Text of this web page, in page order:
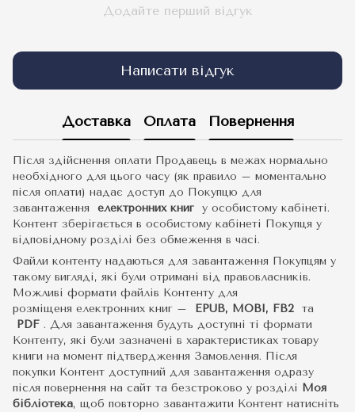
Додайте перший відгук
Написати відгук
Доставка Оплата Повернення
Після здійснення оплати Продавець в межах нормально
необхідного для цього часу (як правило – моментально
після оплати) надає доступ до Покупцю для
завантаження електронних книг у особистому кабінеті.
Контент зберігається в особистому кабінеті Покупця у
відповідному розділі без обмеження в часі.
Файли контенту надаються для завантаження Покупцям у
такому вигляді, які були отримані від правовласників.
Можливі формати файлів Контенту для
розміщеня електронних книг –
EPUB, MOBI, FB2 та
PDF . Для завантаження будуть доступні ті формати
Контенту, які були зазначені в характеристиках товару
книги на момент підтвердження Замовлення. Після
покупки Контент доступний для завантаження одразу
після повернення на сайт та безстроково у розділі Моя
бібліотека, щоб повторно завантажити Контент натисніть